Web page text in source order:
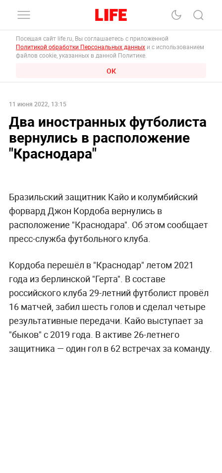
Посещая сайт life.ru, Вы соглашаетесь с приложенной
Политикой обработки Персональных данных и с использованием
файлов cookie, указанных в данной Политике.
ОК
11 июня 2022, 13:15
Два иностранных футболиста
вернулись в расположение
"Краснодара"
Бразильский защитник Кайо и колумбийский
форвард Джон Кордоба вернулись в
расположение "Краснодара". Об этом сообщает
пресс-служба футбольного клуба.
Кордоба перешёл в "Краснодар" летом 2021
года из берлинской "Герта". В составе
российского клуба 29-летний футболист провёл
16 матчей, забил шесть голов и сделал четыре
результативные передачи. Кайо выступает за
"быков" с 2019 года. В активе 26-летнего
защитника — один гол в 62 встречах за команду.